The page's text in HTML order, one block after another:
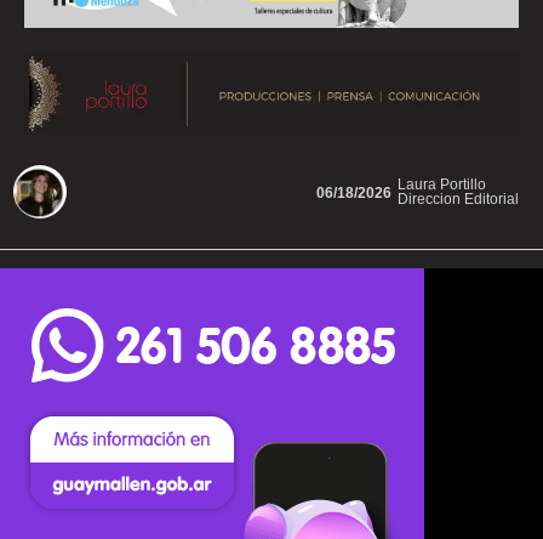
Laura Portillo
Direccion Editorial
06/18/2026